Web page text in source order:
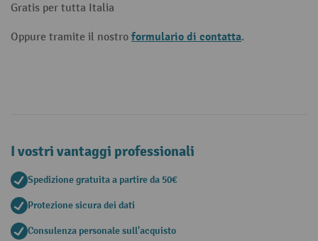
Gratis per tutta Italia
Oppure tramite il nostro formulario di contatta.
I vostri vantaggi professionali
Spedizione gratuita a partire da 50€
Protezione sicura dei dati
Consulenza personale sull'acquisto